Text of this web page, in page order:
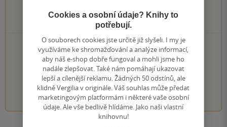
2 hvězdičky
0×
1 hvezdička
PŘIDEJTE SVÉ HODNOCENÍ KNIHY
Hodnocení našich knihkupců: 0.0 z 5
1 2 3 4 5
Cookies a osobní údaje? Knihy to
potřebují.
O souborech cookies jste určitě již slyšeli. I my je
využíváme ke shromažďování a analýze informací,
aby náš e-shop dobře fungoval a mohli jsme ho
nadále zlepšovat. Také nám pomáhají ukazovat
lepší a cílenější reklamu. Žádných 50 odstínů, ale
klidně Vergilia v originále. Váš souhlas může předat
marketingovým platformám i některé vaše osobní
údaje. Ale vše bedlivě hlídáme. Jako naši vlastní
knihovnu!